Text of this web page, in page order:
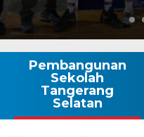
Pembangunan
Sekolah
Tangerang
Selatan